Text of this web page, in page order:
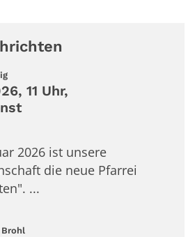
:
11 Uhr,
2026 ist unsere
die neue Pfarrei
...